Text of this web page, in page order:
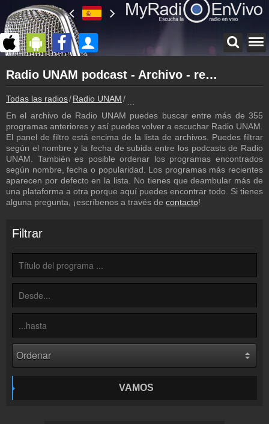
myradioenvivo.mx
Radio UNAM
Atrás a la página de Radio UNAM
Inicio de sesión
¡Crea una cuenta propia!
Programación
Los programas de Radio UNAM
Noticias
Noticias con relación a Radio UNAM
¡Escríbenos!
Colaboración
¡Envía tu radio!
Inserción de la radio
Inclúyelo a tu sitio web
Radio UNAM podcast - Archivo - repetición de los programas
Todas las radios Radio UNAM
En el archivo de Radio UNAM puedes buscar entre más de 355
programas anteriores y así puedes volver a escuchar Radio UNAM.
El panel de filtro está encima de la lista de archivos. Puedes filtrar
según el nombre y la fecha de subida entre los podcasts de Radio
UNAM. También es posible ordenar los programas encontrados
según nombre, fecha o popularidad. Los programas más recientes
aparecen por defecto en la lista. No tienes que deambular más de
una plataforma a otra porque aquí puedes encontrar todo. Si tienes
alguna pregunta, ¡escríbenos a través de contacto!
Filtrar
VAMOS